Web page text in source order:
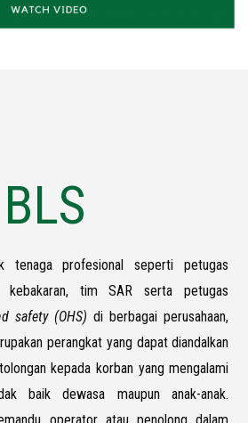
tenaga profesional seperti petugas
kebakaran, tim SAR serta petugas
safety (OHS) di berbagai perusahaan,
perangkat yang dapat diandalkan
kepada korban yang mengalami
baik dewasa maupun anak-anak.